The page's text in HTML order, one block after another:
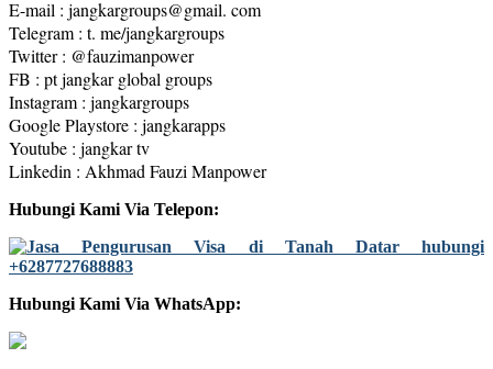
E-mail : jangkargroups@gmail. com
Telegram : t. me/jangkargroups
Twitter : @fauzimanpower
FB : pt jangkar global groups
Instagram : jangkargroups
Google Playstore : jangkarapps
Youtube : jangkar tv
Linkedin : Akhmad Fauzi Manpower
Hubungi Kami Via Telepon:
Hubungi Kami Via WhatsApp: